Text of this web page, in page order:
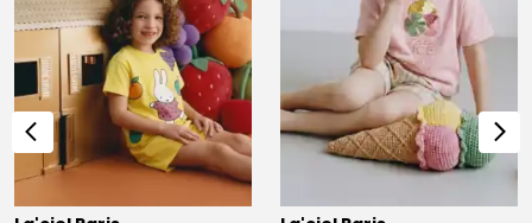
⭐️ Bu ürünü12 kişifavoriledi!
⭐️ Bu ürünü12 kişifavoriledi!